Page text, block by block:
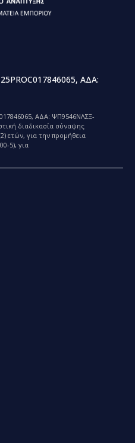
ΑΔΑ:
ΑΔΑ: ΨΠ9546ΝΛΣΞ-
διαδικασία σύναψης
ετών, για την προμήθεια
5), για